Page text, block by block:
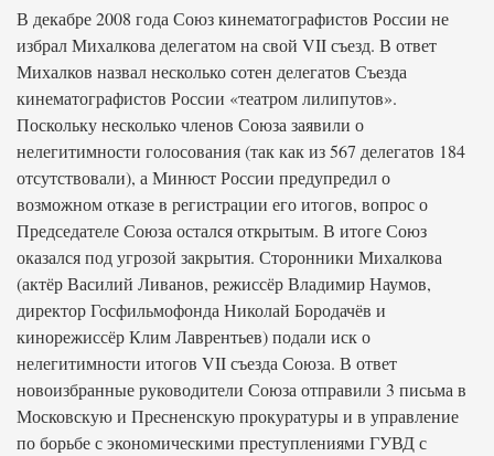
В декабре 2008 года Союз кинематографистов России не
избрал Михалкова делегатом на свой VII съезд. В ответ
Михалков назвал несколько сотен делегатов Съезда
кинематографистов России «театром лилипутов».
Поскольку несколько членов Союза заявили о
нелегитимности голосования (так как из 567 делегатов 184
отсутствовали), а Минюст России предупредил о
возможном отказе в регистрации его итогов, вопрос о
Председателе Союза остался открытым. В итоге Союз
оказался под угрозой закрытия. Сторонники Михалкова
(актёр Василий Ливанов, режиссёр Владимир Наумов,
директор Госфильмофонда Николай Бородачёв и
кинорежиссёр Клим Лаврентьев) подали иск о
нелегитимности итогов VII съезда Союза. В ответ
новоизбранные руководители Союза отправили 3 письма в
Московскую и Пресненскую прокуратуры и в управление
по борьбе с экономическими преступлениями ГУВД с